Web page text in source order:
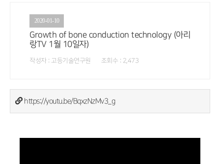
2020-01-10
Growth of bone conduction technology (아리
랑TV 1월 10일자)
작성자 : 고등기술연구원 조회수 : 2,473
https://youtu.be/BqxzNzMv3_g